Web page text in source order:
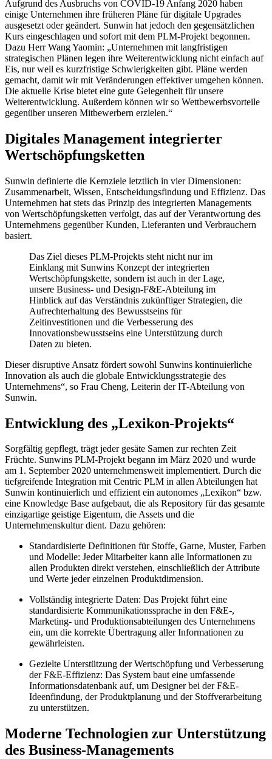
Aufgrund des Ausbruchs von COVID-19 Anfang 2020 haben
einige Unternehmen ihre früheren Pläne für digitale Upgrades
ausgesetzt oder geändert. Sunwin hat jedoch den gegensätzlichen
Kurs eingeschlagen und sofort mit dem PLM-Projekt begonnen.
Dazu Herr Wang Yaomin: „Unternehmen mit langfristigen
strategischen Plänen legen ihre Weiterentwicklung nicht einfach auf
Eis, nur weil es kurzfristige Schwierigkeiten gibt. Pläne werden
gemacht, damit wir mit Veränderungen effektiver umgehen können.
Die aktuelle Krise bietet eine gute Gelegenheit für unsere
Weiterentwicklung. Außerdem können wir so Wettbewerbsvorteile
gegenüber unseren Mitbewerbern erzielen.“
Digitales Management integrierter
Wertschöpfungsketten
Sunwin definierte die Kernziele letztlich in vier Dimensionen:
Zusammenarbeit, Wissen, Entscheidungsfindung und Effizienz. Das
Unternehmen hat stets das Prinzip des integrierten Managements
von Wertschöpfungsketten verfolgt, das auf der Verantwortung des
Unternehmens gegenüber Kunden, Lieferanten und Verbrauchern
basiert.
Das Ziel dieses PLM-Projekts steht nicht nur im
Einklang mit Sunwins Konzept der integrierten
Wertschöpfungskette, sondern ist auch in der Lage,
unsere Business- und Design-F&E-Abteilung im
Hinblick auf das Verständnis zukünftiger Strategien, die
Aufrechterhaltung des Bewusstseins für
Zeitinvestitionen und die Verbesserung des
Innovationsbewusstseins eine Unterstützung durch
Daten zu bieten.
Dieser disruptive Ansatz fördert sowohl Sunwins kontinuierliche
Innovation als auch die globale Entwicklungsstrategie des
Unternehmens“, so Frau Cheng, Leiterin der IT-Abteilung von
Sunwin.
Entwicklung des „Lexikon-Projekts“
Sorgfältig gepflegt, trägt jeder gesäte Samen zur rechten Zeit
Früchte. Sunwins PLM-Projekt begann im März 2020 und wurde
am 1. September 2020 unternehmensweit implementiert. Durch die
tiefgreifende Integration mit Centric PLM in allen Abteilungen hat
Sunwin kontinuierlich und effizient ein autonomes „Lexikon“ bzw.
eine Knowledge Base aufgebaut, die als Repository für das gesamte
einzigartige geistige Eigentum, die Assets und die
Unternehmenskultur dient. Dazu gehören:
Standardisierte Definitionen für Stoffe, Garne, Muster, Farben
und Modelle: Jeder Mitarbeiter kann alle Informationen zu
allen Produkten direkt verstehen, einschließlich der Attribute
und Werte jeder einzelnen Produktdimension.
Vollständig integrierte Daten: Das Projekt führt eine
standardisierte Kommunikationssprache in den F&E-,
Marketing- und Produktionsabteilungen des Unternehmens
ein, um die korrekte Übertragung aller Informationen zu
gewährleisten.
Gezielte Unterstützung der Wertschöpfung und Verbesserung
der F&E-Effizienz: Das System baut eine umfassende
Informationsdatenbank auf, um Designer bei der F&E-
Ideenfindung, der Produktplanung und der Stoffverarbeitung
zu unterstützen.
Moderne Technologien zur Unterstützung
des Business-Managements